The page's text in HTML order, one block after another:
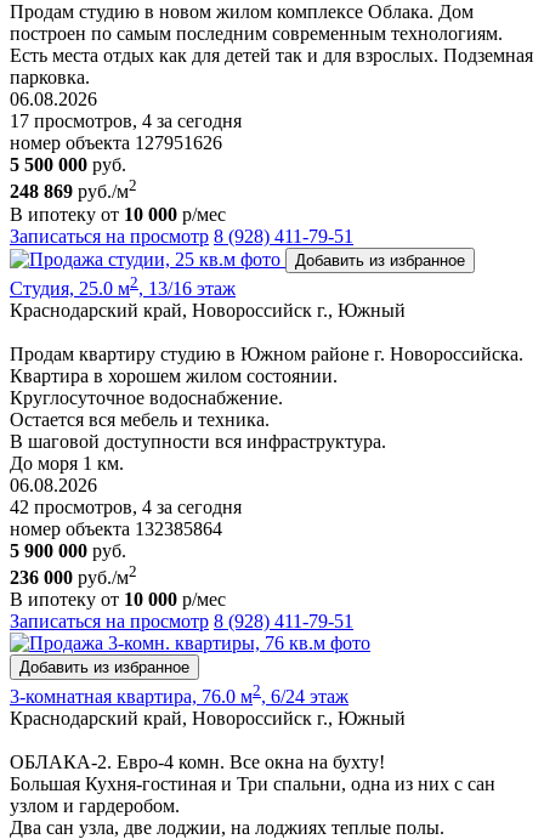
Продам студию в новом жилом комплексе Облака. Дом
построен по самым последним современным технологиям.
Есть места отдых как для детей так и для взрослых. Подземная
парковка.
06.08.2026
17 просмотров, 4 за сегодня
номер объекта 127951626
5 500 000 руб.
248 869 руб./м2
В ипотеку от 10 000 р/мес
Записаться на просмотр 8 (928) 411-79-51
Добавить из избранное
Студия, 25.0 м2, 13/16 этаж
Краснодарский край, Новороссийск г., Южный
Продам квартиру студию в Южном районе г. Новороссийска.
Квартира в хорошем жилом состоянии.
Круглосуточное водоснабжение.
Остается вся мебель и техника.
В шаговой доступности вся инфраструктура.
До моря 1 км.
06.08.2026
42 просмотров, 4 за сегодня
номер объекта 132385864
5 900 000 руб.
236 000 руб./м2
В ипотеку от 10 000 р/мес
Записаться на просмотр 8 (928) 411-79-51
Добавить из избранное
3-комнатная квартира, 76.0 м2, 6/24 этаж
Краснодарский край, Новороссийск г., Южный
ОБЛАКА-2. Евро-4 комн. Все окна на бухту!
Большая Кухня-гостиная и Три спальни, одна из них с сан
узлом и гардеробом.
Два сан узла, две лоджии, на лоджиях теплые полы.